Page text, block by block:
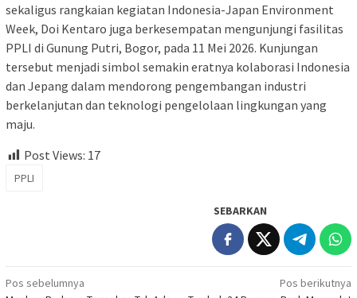
sekaligus rangkaian kegiatan Indonesia-Japan Environment
Week, Doi Kentaro juga berkesempatan mengunjungi fasilitas
PPLI di Gunung Putri, Bogor, pada 11 Mei 2026. Kunjungan
tersebut menjadi simbol semakin eratnya kolaborasi Indonesia
dan Jepang dalam mendorong pengembangan industri
berkelanjutan dan teknologi pengelolaan lingkungan yang
maju.
Post Views: 17
PPLI
SEBARKAN
Navigasi
Pos sebelumnya
Pos berikutnya